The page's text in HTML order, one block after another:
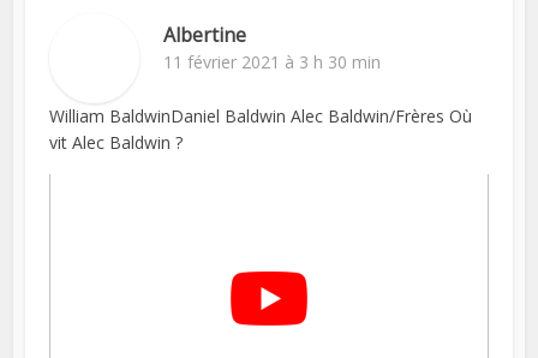
Albertine
11 février 2021 à 3 h 30 min
William BaldwinDaniel Baldwin Alec Baldwin/Frères Où
vit Alec Baldwin ?